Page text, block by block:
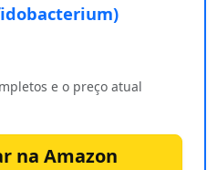
e o preço atual
na Amazon